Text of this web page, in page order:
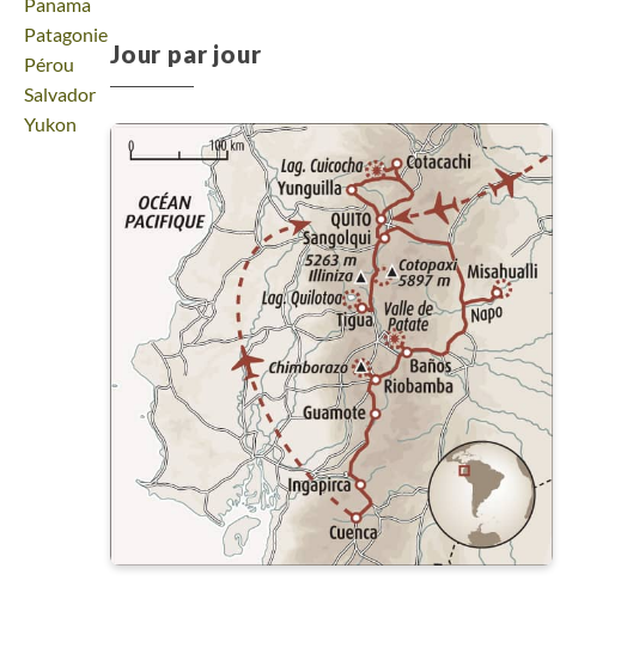
Voyage
Panama
Voyage
Patagonie
Voyage
Pérou
Voyage
Salvador
Voyage
Yukon
Jour par jour